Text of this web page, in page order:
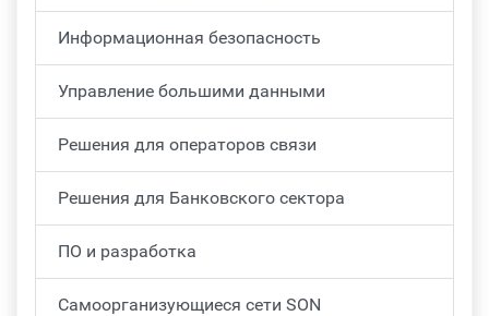
Информационная безопасность
Управление большими данными
Решения для операторов связи
Решения для Банковского сектора
ПО и разработка
Самоорганизующиеся сети SON